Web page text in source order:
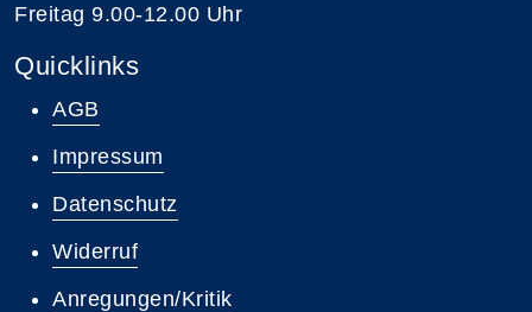
Freitag 9.00-12.00 Uhr
Quicklinks
AGB
Impressum
Datenschutz
Widerruf
Anregungen/Kritik